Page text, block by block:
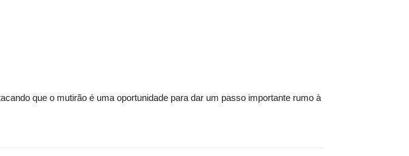
que o mutirão é uma oportunidade para dar um passo importante rumo à